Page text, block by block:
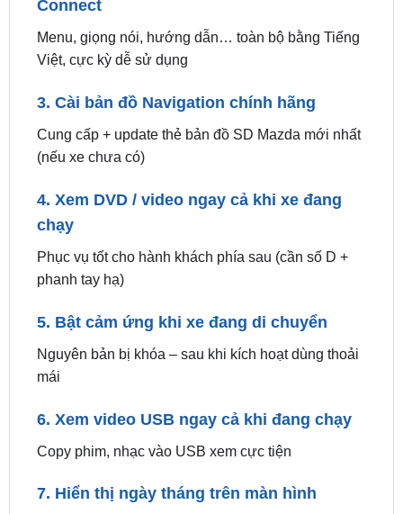
Việt, cực kỳ dễ sử dụng
3. Cài bản đồ Navigation chính hãng
(nếu xe chưa có)
4. Xem DVD / video ngay cả khi xe đang
Phục vụ tốt cho hành khách phía sau (cần số D +
phanh tay hạ)
5. Bật cảm ứng khi xe đang di chuyển
mái
6. Xem video USB ngay cả khi đang chạy
7. Hiển thị ngày tháng trên màn hình
ngày tháng